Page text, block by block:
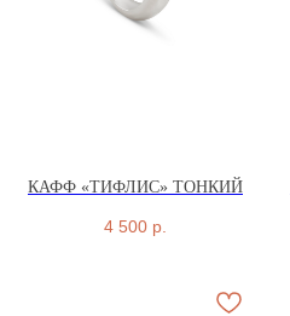
КАФФ «ТИФЛИС» ТОНКИЙ
4 500 р.